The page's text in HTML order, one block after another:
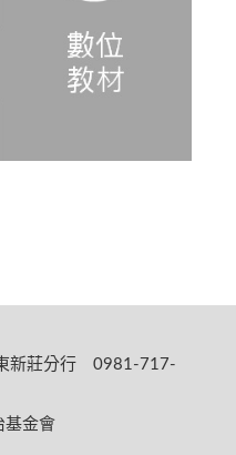
新莊分行 0981-717-
基金會